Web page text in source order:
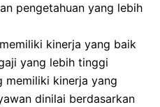
pengetahuan yang lebih
kinerja yang baik
yang lebih tinggi
memiliki kinerja yang
dinilai berdasarkan